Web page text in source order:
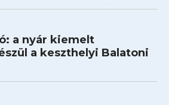
a nyár kiemelt
a keszthelyi Balatoni